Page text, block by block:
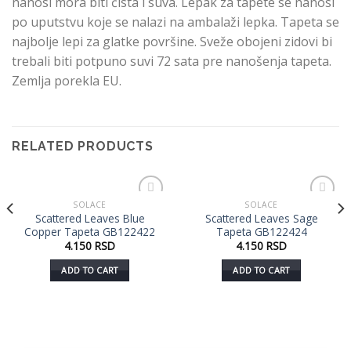
po uputstvu koje se nalazi na ambalaži lepka. Tapeta se
najbolje lepi za glatke površine. Sveže obojeni zidovi bi
trebali biti potpuno suvi 72 sata pre nanošenja tapeta.
Zemlja porekla EU.
RELATED PRODUCTS
u listu
želja
SOLACE
Scattered Leaves Blue
Copper Tapeta GB122422
4.150 RSD
ADD TO CART
u listu
SOLACE
Scattered Leaves Sage
Tapeta GB122424
4.150 RSD
ADD TO CART